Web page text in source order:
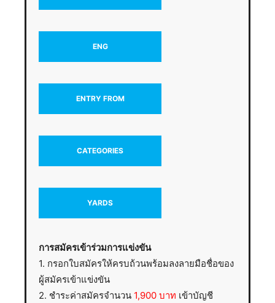
ENG
ENTRY FROM
CATEGORIES
YARDS
การสมัครเข้าร่วมการแข่งขัน
1. กรอกใบสมัครให้ครบถ้วนพร้อมลงลายมือชื่อของ
ผู้สมัครเข้าแข่งขัน
2. ชำระค่าสมัครจำนวน 1,900 บาท เข้าบัญชี